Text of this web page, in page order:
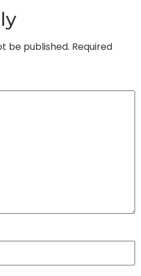
be published. Required